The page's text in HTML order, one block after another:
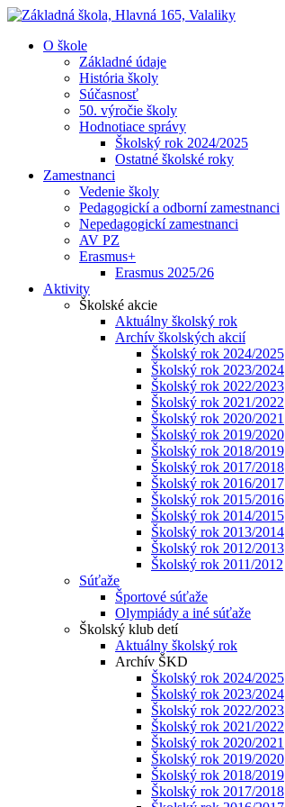
O škole
Základné údaje
História školy
Súčasnosť
50. výročie školy
Hodnotiace správy
Školský rok 2024/2025
Ostatné školské roky
Zamestnanci
Vedenie školy
Pedagogickí a odborní zamestnanci
Nepedagogickí zamestnanci
AV PZ
Erasmus+
Erasmus 2025/26
Aktivity
Školské akcie
Aktuálny školský rok
Archív školských akcií
Školský rok 2024/2025
Školský rok 2023/2024
Školský rok 2022/2023
Školský rok 2021/2022
Školský rok 2020/2021
Školský rok 2019/2020
Školský rok 2018/2019
Školský rok 2017/2018
Školský rok 2016/2017
Školský rok 2015/2016
Školský rok 2014/2015
Školský rok 2013/2014
Školský rok 2012/2013
Školský rok 2011/2012
Súťaže
Športové súťaže
Olympiády a iné súťaže
Školský klub detí
Aktuálny školský rok
Archív ŠKD
Školský rok 2024/2025
Školský rok 2023/2024
Školský rok 2022/2023
Školský rok 2021/2022
Školský rok 2020/2021
Školský rok 2019/2020
Školský rok 2018/2019
Školský rok 2017/2018